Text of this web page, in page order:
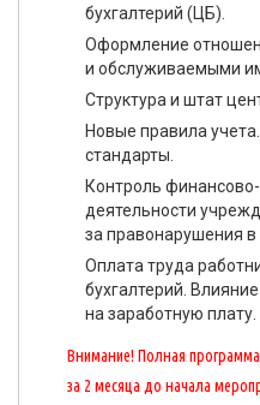
бухгалтерий (ЦБ).
Оформление
и обслуживаемыми
Структура и штат
Новые правила
стандарты.
Контроль
деятельности
за правонарушения
Оплата труда
бухгалтерий.
на заработную плату.
Внимание! Полная
за 2 месяца до начала